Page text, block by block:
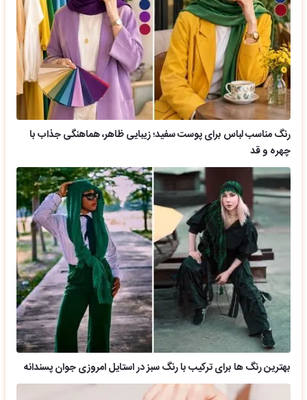
رنگ مناسب لباس برای پوست سفید؛ زیبایی ظاهر، هماهنگی جذاب با
چهره و قد
بهترین رنگ ها برای ترکیب با رنگ سبز در استایل امروزی جوان پسندانه